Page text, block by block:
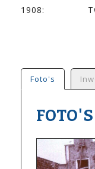
1908:
Foto's
FOTO'S